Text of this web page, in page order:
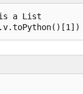
is a List